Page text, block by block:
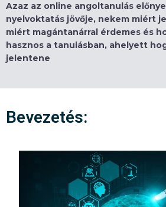
Azaz az online angoltanulás
nyelvoktatás jövője, nekem miért
miért magántanárral érdemes és
hasznos a tanulásban, ahelyett
jelentene
Bevezetés: